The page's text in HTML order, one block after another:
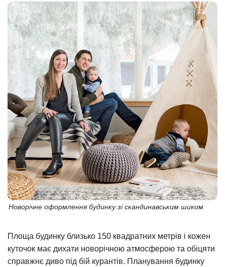
Новорічне оформлення будинку зі скандинавським шиком
Площа будинку близько 150 квадратних метрів і кожен
куточок має дихати новорічною атмосферою та обіцяти
справжнє диво під бій курантів. Планування будинку